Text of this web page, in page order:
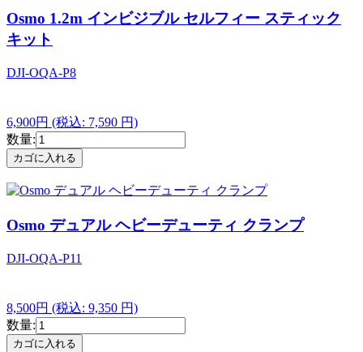
Osmo 1.2m インビジブル セルフィー スティック
キット
DJI-OQA-P8
6,900円 (税込: 7,590 円)
数量:
Osmo デュアル ヘビーデューティ クランプ
DJI-OQA-P11
8,500円 (税込: 9,350 円)
数量: